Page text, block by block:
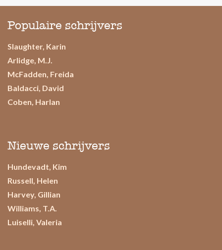
Populaire schrijvers
Slaughter, Karin
Arlidge, M.J.
McFadden, Freida
Baldacci, David
Coben, Harlan
Nieuwe schrijvers
Hundevadt, Kim
Russell, Helen
Harvey, Gillian
Williams, T.A.
Luiselli, Valeria